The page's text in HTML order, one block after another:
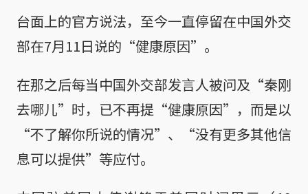
台面上的官方说法，至今一直停留在中国外交
部在7月11日说的“健康原因”。
在那之后每当中国外交部发言人被问及“秦刚
去哪儿”时，已不再提“健康原因”，而是以
“不了解你所说的情况”、“没有更多其他信
息可以提供”等应付。